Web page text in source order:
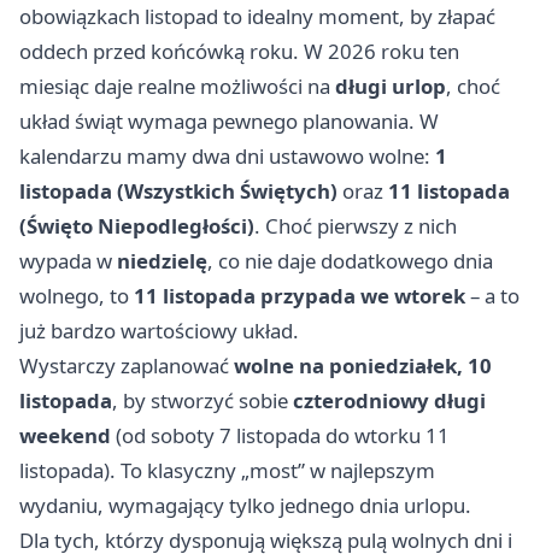
obowiązkach listopad to idealny moment, by złapać
oddech przed końcówką roku. W 2026 roku ten
miesiąc daje realne możliwości na długi urlop, choć
układ świąt wymaga pewnego planowania. W
kalendarzu mamy dwa dni ustawowo wolne: 1
listopada (Wszystkich Świętych) oraz 11 listopada
(Święto Niepodległości). Choć pierwszy z nich
wypada w niedzielę, co nie daje dodatkowego dnia
wolnego, to 11 listopada przypada we wtorek– a to
już bardzo wartościowy układ.
Wystarczy zaplanowaćwolne na poniedziałek, 10
listopada, by stworzyć sobieczterodniowy długi
weekend (od soboty 7 listopada do wtorku 11
listopada). To klasyczny „most” w najlepszym
wydaniu, wymagający tylko jednego dnia urlopu.
Dla tych, którzy dysponują większą pulą wolnych dni i